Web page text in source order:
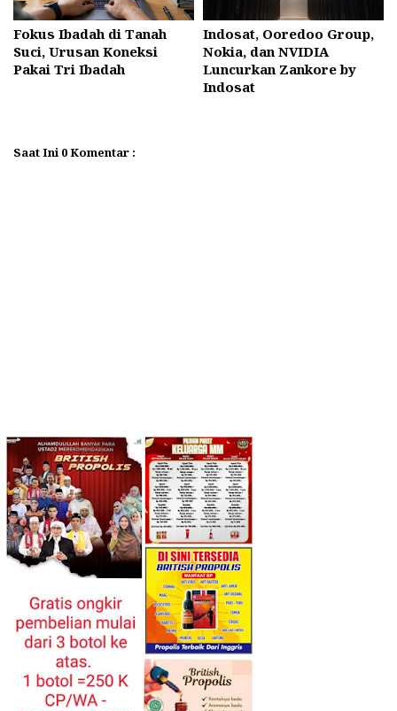
Fokus Ibadah di Tanah
Suci, Urusan Koneksi
Pakai Tri Ibadah
Indosat, Ooredoo Group,
Nokia, dan NVIDIA
Luncurkan Zankore by
Indosat
Saat Ini 0 Komentar :